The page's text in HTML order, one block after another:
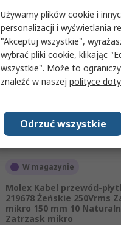
Dodaj
Porównaj
W magazynie
Molex Kabel przewód-
219678 Żeńskie 250Vrms
mikro 150 mm 10
Zatrzask mikro
Używamy plików cookie i
personalizacji i wyświetlania
"Akceptuj wszystkie",
wybrać pliki cookie, klikając
wszystkie". Może to
znaleźć w naszej polityce
Odrzuć wszystkie